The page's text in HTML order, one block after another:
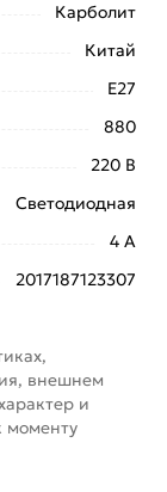
патрон
условий
Возврат
чека
Карболит
Китай
E27
880
220 В
Светодиодная
4 А
2017187123307
внешнем
и
моменту